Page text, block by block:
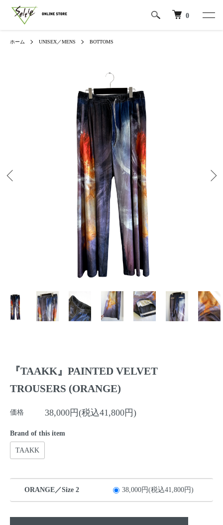
0
ホーム UNISEX／MENS BOTTOMS
『TAAKK』PAINTED VELVET
TROUSERS (ORANGE)
価格 38,000円(税込41,800円)
Brand of this item
TAAKK
ORANGE／Size 2 38,000円(税込41,800円)